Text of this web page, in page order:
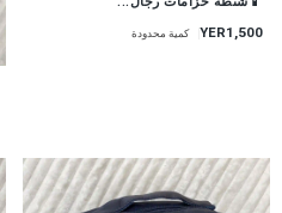
YER1,500 كمية محدودة